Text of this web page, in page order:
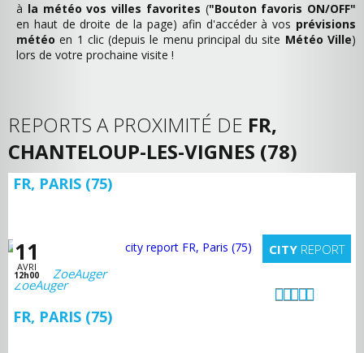
à la météo vos villes favorites ("Bouton favoris ON/OFF"
en haut de droite de la page) afin d'accéder à vos prévisions
météo en 1 clic (depuis le menu principal du site Météo Ville)
lors de votre prochaine visite !
REPORTS A PROXIMITÉ DE FR,
CHANTELOUP-LES-VIGNES (78)
FR, PARIS (75)
11
AVRI
12h00
CITY REPORT
ZoeAuger
FR, PARIS (75)